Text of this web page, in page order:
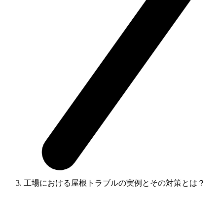
工場における屋根トラブルの実例とその対策とは？